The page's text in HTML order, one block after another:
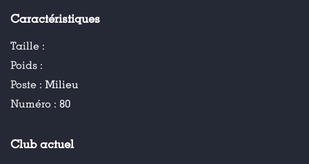
Caractéristiques
Taille :
Poids :
Poste : Milieu
Numéro : 80
Club actuel